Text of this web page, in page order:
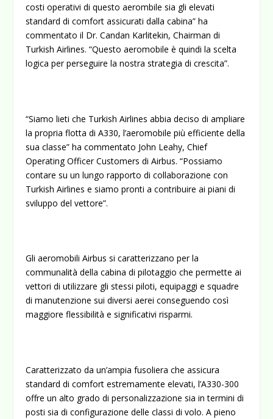
costi operativi di questo aerombile sia gli elevati
standard di comfort assicurati dalla cabina” ha
commentato il Dr. Candan Karlitekin, Chairman di
Turkish Airlines. “Questo aeromobile è quindi la scelta
logica per perseguire la nostra strategia di crescita”.
“Siamo lieti che Turkish Airlines abbia deciso di ampliare
la propria flotta di A330, l’aeromobile più efficiente della
sua classe” ha commentato John Leahy, Chief
Operating Officer Customers di Airbus. “Possiamo
contare su un lungo rapporto di collaborazione con
Turkish Airlines e siamo pronti a contribuire ai piani di
sviluppo del vettore”.
Gli aeromobili Airbus si caratterizzano per la
communalità della cabina di pilotaggio che permette ai
vettori di utilizzare gli stessi piloti, equipaggi e squadre
di manutenzione sui diversi aerei conseguendo così
maggiore flessibilità e significativi risparmi.
Caratterizzato da un’ampia fusoliera che assicura
standard di comfort estremamente elevati, l’A330-300
offre un alto grado di personalizzazione sia in termini di
posti sia di configurazione delle classi di volo. A pieno